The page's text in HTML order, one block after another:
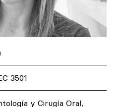
3501
y Cirugía Oral,